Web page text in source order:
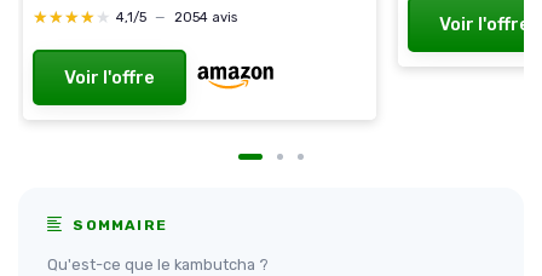
★★★★★
★★★★★ 4,1/5 — 2054 avis
Voir l'offre
Voir l'offre
SOMMAIRE
Qu'est-ce que le kambutcha ?